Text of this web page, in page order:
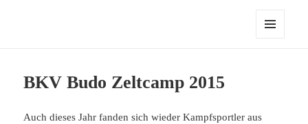
BKV Budo Zeltcamp 2015
Auch dieses Jahr fanden sich wieder Kampfsportler aus